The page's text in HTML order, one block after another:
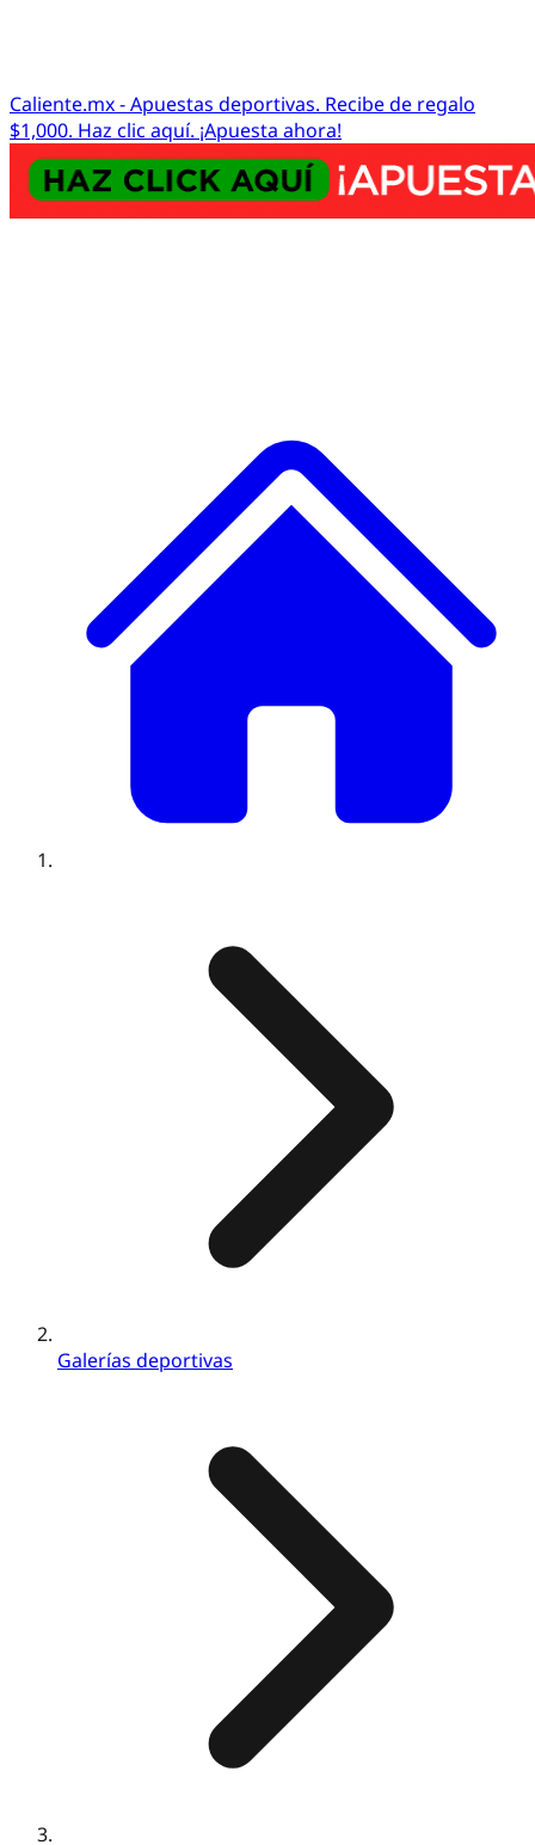
Caliente.mx - Apuestas deportivas. Recibe de regalo
$1,000. Haz clic aquí. ¡Apuesta ahora!
Galerías deportivas